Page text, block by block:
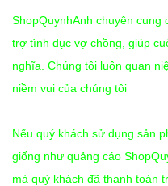
ShopQuynhAnh chuyên cung
trợ tình dục vợ chồng, giúp
nghĩa. Chúng tôi luôn quan
niềm vui của chúng tôi
Nếu quý khách sử dụng sản
giống như quảng cáo
mà quý khách đã thanh toán